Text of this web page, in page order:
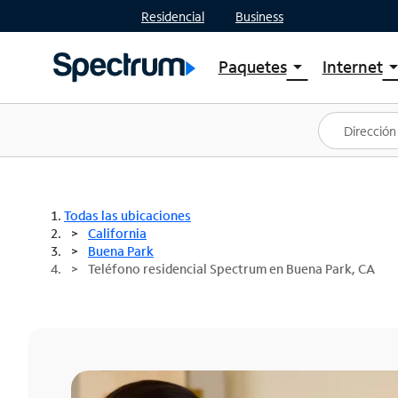
Residencial Business
Paquetesarrow_drop_down
Ver paquetes
Spectrum One
Mejores ofertas
Internetarrow_drop_down
Planes
Todas las ubicaciones
California
Buena Park
Teléfono residencial Spectrum en Buena Park, CA